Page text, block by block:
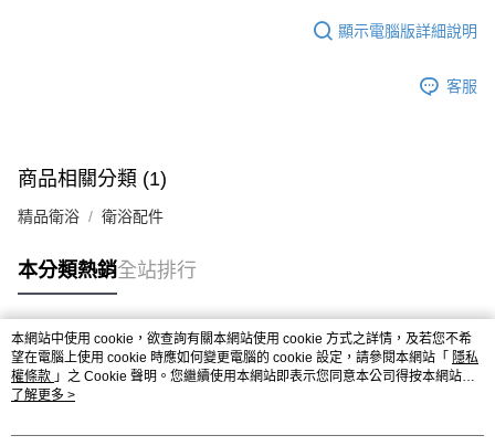
顯示電腦版詳細說明
客服
商品相關分類 (1)
精品衛浴 衛浴配件
本分類熱銷全站排行
熱門標籤
本網站中使用 cookie，欲查詢有關本網站使用 cookie 方式之詳情，及若您不希
望在電腦上使用 cookie 時應如何變更電腦的 cookie 設定，請參閱本網站「 隱私
權條款 」之 Cookie 聲明。您繼續使用本網站即表示您同意本公司得按本網站使
用條款之 Cookie 聲明使用 cookie。
了解更多 >